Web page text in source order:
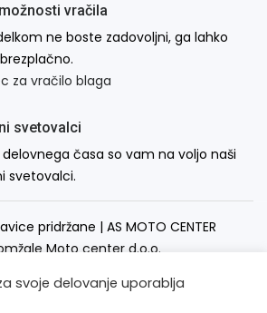
vračila
ne boste zadovoljni, ga lahko
za vračilo blaga
svetovalci
časa so vam na voljo naši
svetovalci.
pridržane | AS MOTO CENTER
Moto center d.o.o.
svoje delovanje uporablja